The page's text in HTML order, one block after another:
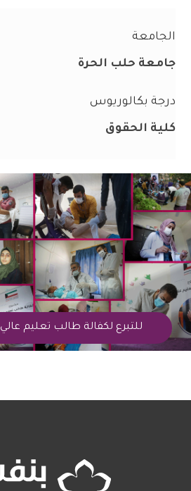
الجامعة
جامعة حلب الحرة
درجة بكالوريوس
كلية الحقوق
للتبرع لكفالة طالب تعليم عالي